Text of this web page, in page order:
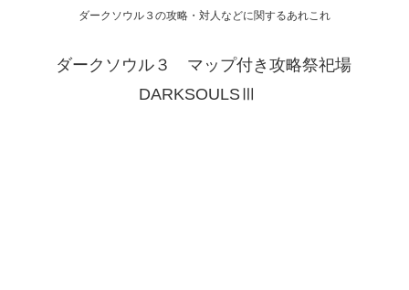
ダークソウル３の攻略・対人などに関するあれこれ
ダークソウル３ マップ付き攻略祭祀場
DARKSOULSⅢ